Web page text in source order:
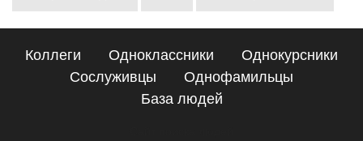
Коллеги Одноклассники
Однокурсники
Сослуживцы
Однофамильцы
База людей